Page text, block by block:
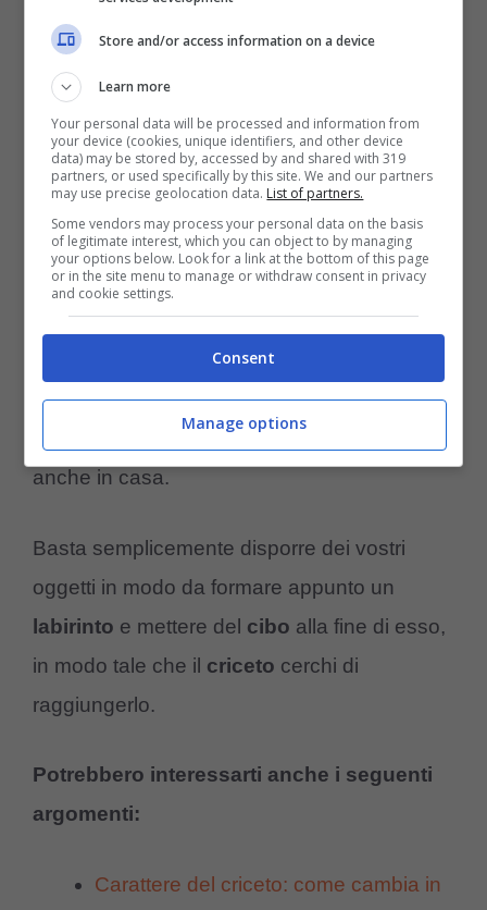
Come abbiamo detto il criceto non ama molto
esseretenuto in mano
importante che il roditore abbia dei piccoli
giochi, per esempio una pallina dove poterlo
problema.
Un ottimo passatempo per il piccolo roditore,
molto utile per un esercizio sia fisico che
mentale è illabirinto. Questo tipo di gioco si
può trovare in commercio ma potete crearlo
anche in casa.
Basta semplicemente disporre dei vostri
oggetti in modo da formare appunto un
labirinto e mettere del cibo alla fine di esso,
in modo tale che il criceto cerchi di
raggiungerlo.
Potrebbero interessarti anche i seguenti
argomenti:
Carattere del criceto: come cambia in
Store and/or access information on a device
Learn more
Your personal data will be processed and information from
your device (cookies, unique identifiers, and other device
data) may be stored by, accessed by and shared with 319
partners, or used specifically by this site. We and our partners
may use precise geolocation data. List of partners.
Some vendors may process your personal data on the basis
of legitimate interest, which you can object to by managing
your options below. Look for a link at the bottom of this page
or in the site menu to manage or withdraw consent in privacy
and cookie settings.
Consent
Manage options